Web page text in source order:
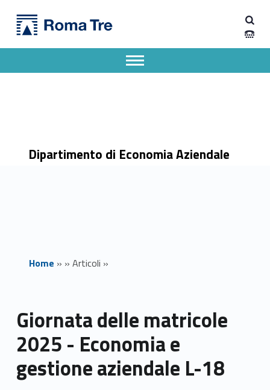
Giornata delle matricole 2025 - Economia e gestione aziendale L-18 - Dipartimento di Economia Aziendale
Dipartimento di Economia Aziendale
Apri il menu secondario
Header info sidebar
Home » » Articoli »
Giornata delle matricole
2025 - Economia e
gestione aziendale L-18